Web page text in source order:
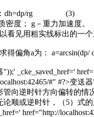
：dh=dp/rg (3)
度； g－重力加速度。
看见用粗实线标出的
偏角a为： a=arcsin(dp/
_cke_saved_href='
localhost:42465/#" #?>变
向逆时针方向偏转的情
顺或逆时针，（5）式的
href="http://